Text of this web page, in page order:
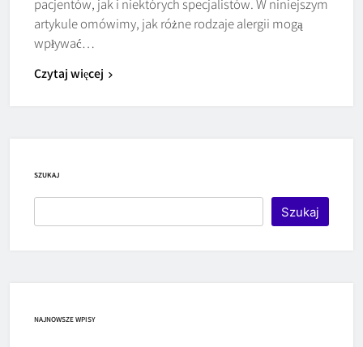
pacjentów, jak i niektórych specjalistów. W niniejszym
artykule omówimy, jak różne rodzaje alergii mogą
wpływać…
Czytaj więcej
SZUKAJ
Szukaj
NAJNOWSZE WPISY